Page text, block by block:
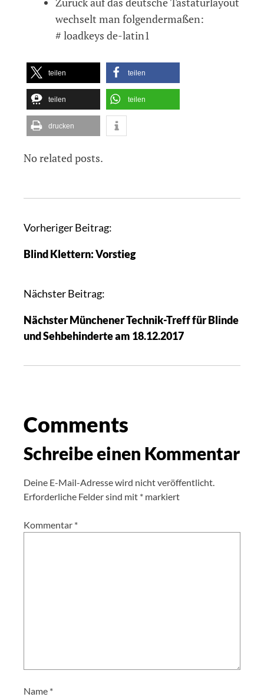
wechselt man folgendermaßen:
# loadkeys de-latin1
teilen teilen
teilen teilen
drucken
No related posts.
Vorheriger Beitrag:
Blind Klettern: Vorstieg
Nächster Beitrag:
Nächster Münchener Technik-Treff für Blinde
und Sehbehinderte am 18.12.2017
Comments
Schreibe einen Kommentar
Deine E-Mail-Adresse wird nicht veröffentlicht.
Erforderliche Felder sind mit * markiert
Kommentar *
Name *